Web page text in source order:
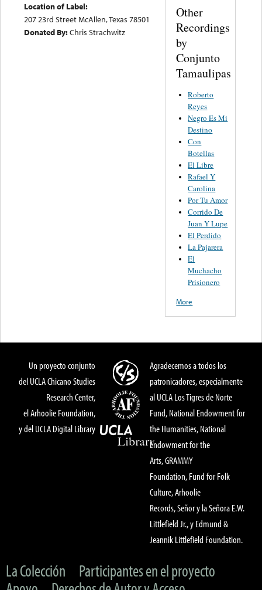
Location of Label:
207 23rd Street McAllen, Texas 78501
Donated By:Chris Strachwitz
Other
Recordings
by
Conjunto
Tamaulipas
Roberto
Reyes
Negro Es Mi
Destino
Con
Botellas
El Libre
Rafael Y
Carolina
Por Tu Amor
Corrido De
Juan Y Lupe
El Perdido
La Pajarera
El
Muchacho
Prisionero
More
Un proyecto conjunto
del UCLA Chicano Studies
Research Center,
el Arhoolie Foundation,
y del UCLA Digital Library
Agradecemos a todos los
patronicadores, especialmente
al UCLA Los Tigres de Norte
Fund, National Endowment for
the Humanities, National
Endowment for the
Arts, GRAMMY
Foundation, Fund for Folk
Culture, Arhoolie
Records, Señor y la Señora E.W.
Littlefield Jr., y Edmund &
Jeannik Littlefield Foundation.
La Colección
Participantes en el proyecto